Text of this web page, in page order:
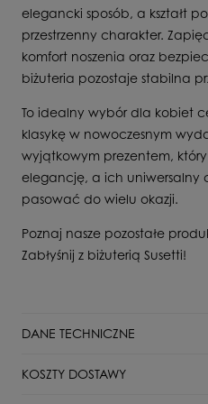
elegancki sposób, a kształt
przestrzenny charakter.
komfort noszenia oraz
biżuteria pozostaje stabilna
To idealny wybór dla kobiet
klasykę w nowoczesnym
wyjątkowym prezentem,
elegancję, a ich uniwersalny
pasować do wielu okazji.
Poznaj nasze pozostałe
Zabłyśnij z biżuterią Susetti!
DANE TECHNICZNE
KOSZTY DOSTAWY